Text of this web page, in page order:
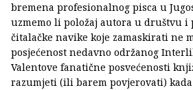
bremena profesionalnog pisca u
uzmemo li položaj autora u društvu i
čitalačke navike koje zamaskirati ne
posjećenost nedavno održanog
Valentove fanatične posvećenosti
razumjeti (ili barem povjerovati)